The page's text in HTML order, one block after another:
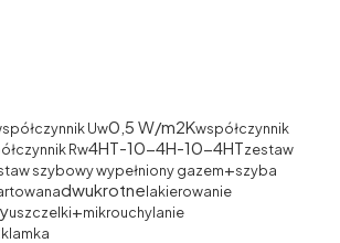
Uw0,5 W/m2Kwspółczynnik
Rw4HT-10-4H-10-4HTzestaw
szybowy wypełniony gazem+szyba
dwukrotnelakierowanie
uszczelki+mikrouchylanie
klamka